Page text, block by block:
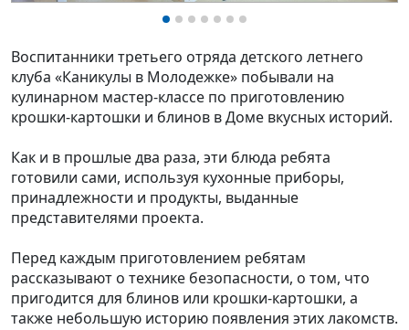
Воспитанники третьего отряда детского летнего
клуба «Каникулы в Молодежке» побывали на
кулинарном мастер-классе по приготовлению
крошки-картошки и блинов в Доме вкусных историй.
Как и в прошлые два раза, эти блюда ребята
готовили сами, используя кухонные приборы,
принадлежности и продукты, выданные
представителями проекта.
Перед каждым приготовлением ребятам
рассказывают о технике безопасности, о том, что
пригодится для блинов или крошки-картошки, а
также небольшую историю появления этих лакомств.